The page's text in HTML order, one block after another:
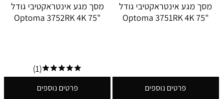
מסך מגע אינטראקטיבי גודל
"75 Optoma 3751RK 4K
פרטים נוספים
מסך מגע אינטראקטיבי גודל
"75 Optoma 3752RK 4K
(1)
פרטים נוספים